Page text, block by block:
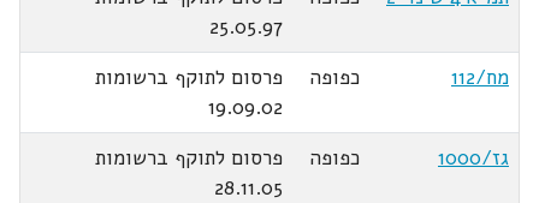
25.05.97
מח/112
כפופה
פרסום לתוקף ברשומות
19.09.02
גז/1000
כפופה
פרסום לתוקף ברשומות
28.11.05